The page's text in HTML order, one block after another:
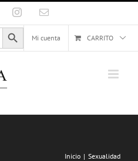
InstagramCorreo
Botón de búsqueda
Mi cuenta
CARRITO
Inicio Sexualidad